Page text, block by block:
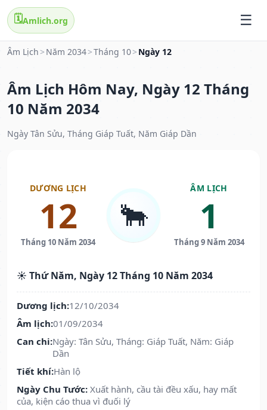
🗓️Amlich.org
Âm Lịch > Năm 2034>Tháng 10> Ngày 12
Âm Lịch Hôm Nay, Ngày 12 Tháng
10 Năm 2034
Ngày Tân Sửu, Tháng Giáp Tuất, Năm Giáp Dần
DƯƠNG LỊCH
12
Tháng 10 Năm 2034
🐂
ÂM LỊCH
1
Tháng 9 Năm 2034
☀️ Thứ Năm, Ngày 12 Tháng 10 Năm 2034
Dương lịch:12/10/2034
Âm lịch:01/09/2034
Can chi:Ngày: Tân Sửu, Tháng: Giáp Tuất, Năm: Giáp
Dần
Tiết khí:Hàn lộ
Ngày Chu Tước: Xuất hành, cầu tài đều xấu, hay mất
của, kiện cáo thua vì đuối lý